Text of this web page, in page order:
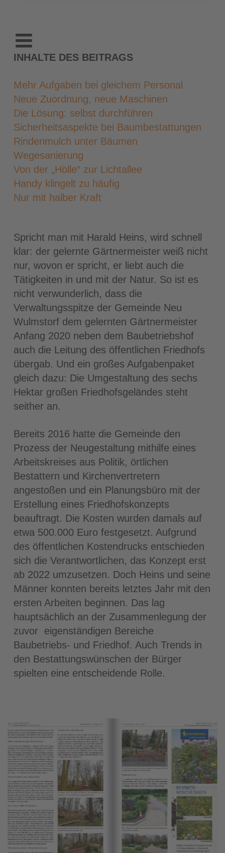
INHALTE DES BEITRAGS
Mehr Aufgaben bei gleichem Personal
Neue Zuordnung, neue Maschinen
Die Lösung: selbst durchführen
Sicherheitsaspekte bei Baumbestattungen
Rindenmulch unter Bäumen
Wegesanierung
Von der „Hölle“ zur Lichtallee
Handy klingelt zu häufig
Nur mit halber Kraft
Spricht man mit Harald Heins, wird schnell
klar: der gelernte Gärtnermeister weiß nicht
nur, wovon er spricht, er liebt auch die
Tätigkeiten in und mit der Natur. So ist es
nicht verwunderlich, dass die
Verwaltungsspitze der Gemeinde Neu
Wulmstorf dem gelernten Gärtnermeister
Anfang 2020 neben dem Baubetriebshof
auch die Leitung des öffentlichen Friedhofs
übergab. Und ein großes Aufgabenpaket
gleich dazu: Die Umgestaltung des sechs
Hektar großen Friedhofsgeländes steht
seither an.
Bereits 2016 hatte die Gemeinde den
Prozess der Neugestaltung mithilfe eines
Arbeitskreises aus Politik, örtlichen
Bestattern und Kirchenvertretern
angestoßen und ein Planungsbüro mit der
Erstellung eines Friedhofskonzepts
beauftragt. Die Kosten wurden damals auf
etwa 500.000 Euro festgesetzt. Aufgrund
des öffentlichen Kostendrucks entschieden
sich die Verantwortlichen, das Konzept erst
ab 2022 umzusetzen. Doch Heins und seine
Männer konnten bereits letztes Jahr mit den
ersten Arbeiten beginnen. Das lag
hauptsächlich an der Zusammenlegung der
zuvor eigenständigen Bereiche
Baubetriebs- und Friedhof. Auch Trends in
den Bestattungswünschen der Bürger
spielten eine entscheidende Rolle.